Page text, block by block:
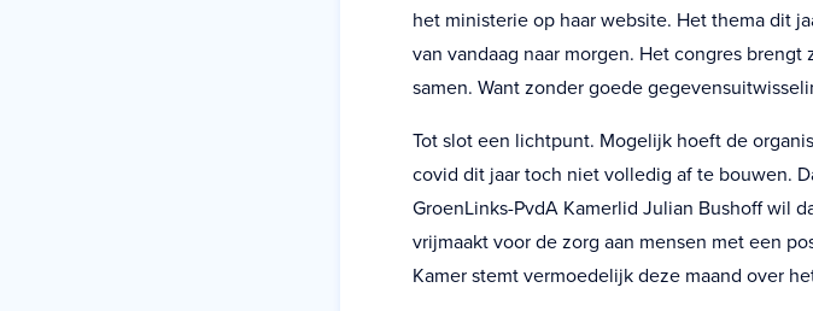
het ministerie op haar website. Het thema dit
van vandaag naar morgen. Het congres
samen. Want zonder goede
Tot slot een lichtpunt. Mogelijk hoeft de
covid dit jaar toch niet volledig af te bouwen.
GroenLinks-PvdA Kamerlid Julian Bushoff wil
vrijmaakt voor de zorg aan mensen met een
Kamer stemt vermoedelijk deze maand over